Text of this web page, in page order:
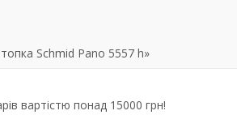
Schmid Pano 5557 h»
вартістю понад 15000 грн!